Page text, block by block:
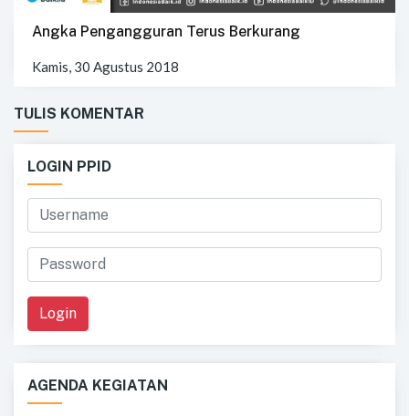
Angka Pengangguran Terus Berkurang
Kamis, 30 Agustus 2018
TULIS KOMENTAR
LOGIN PPID
Login
AGENDA KEGIATAN